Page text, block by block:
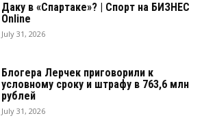
Даку в «Спартаке»? | Спорт на БИЗНЕС
Online
July 31, 2026
Блогера Лерчек приговорили к
условному сроку и штрафу в 763,6 млн
рублей
July 31, 2026